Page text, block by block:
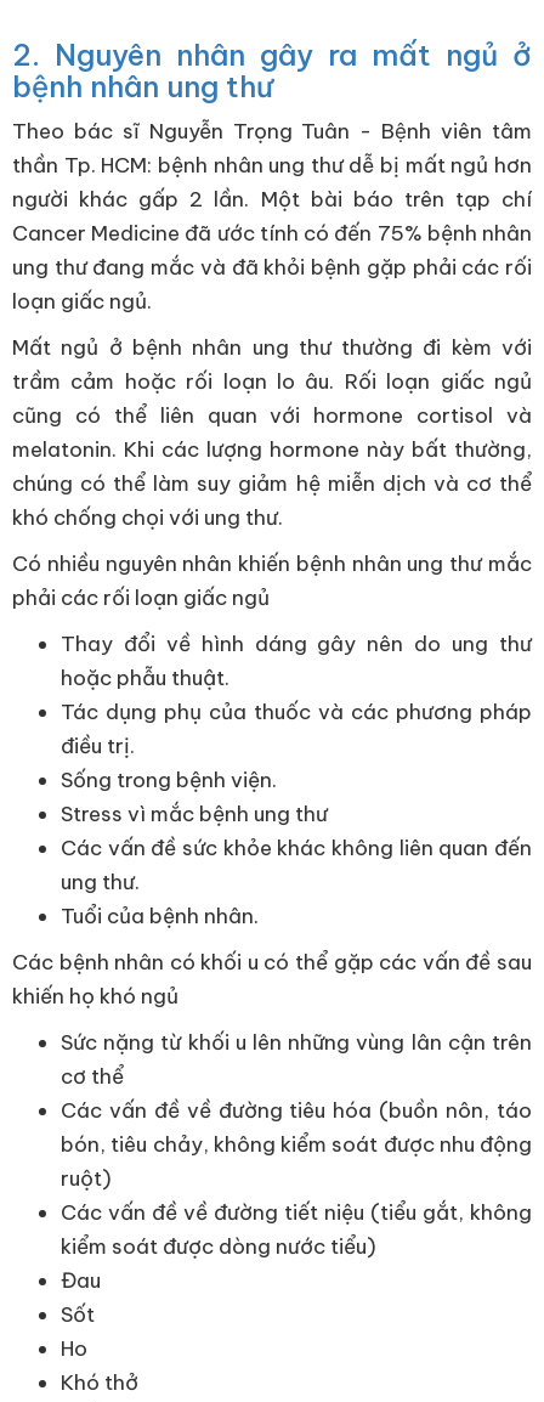
2. Nguyên nhân gây ra mất ngủ ở
bệnh nhân ung thư
Theo bác sĩ Nguyễn Trọng Tuân - Bệnh viên tâm
thần Tp. HCM: bệnh nhân ung thư dễ bị mất ngủ hơn
người khác gấp 2 lần. Một bài báo trên tạp chí
Cancer Medicine đã ước tính có đến 75% bệnh nhân
ung thư đang mắc và đã khỏi bệnh gặp phải các rối
loạn giấc ngủ.
Mất ngủ ở bệnh nhân ung thư thường đi kèm với
trầm cảm hoặc rối loạn lo âu. Rối loạn giấc ngủ
cũng có thể liên quan với hormone cortisol và
melatonin. Khi các lượng hormone này bất thường,
chúng có thể làm suy giảm hệ miễn dịch và cơ thể
khó chống chọi với ung thư.
Có nhiều nguyên nhân khiến bệnh nhân ung thư mắc
phải các rối loạn giấc ngủ
Thay đổi về hình dáng gây nên do ung thư
hoặc phẫu thuật.
Tác dụng phụ của thuốc và các phương pháp
điều trị.
Sống trong bệnh viện.
Stress vì mắc bệnh ung thư
Các vấn đề sức khỏe khác không liên quan đến
ung thư.
Tuổi của bệnh nhân.
Các bệnh nhân có khối u có thể gặp các vấn đề sau
khiến họ khó ngủ
Sức nặng từ khối u lên những vùng lân cận trên
cơ thể
Các vấn đề về đường tiêu hóa (buồn nôn, táo
bón, tiêu chảy, không kiểm soát được nhu động
ruột)
Các vấn đề về đường tiết niệu (tiểu gắt, không
kiểm soát được dòng nước tiểu)
Đau
Sốt
Ho
Khó thở